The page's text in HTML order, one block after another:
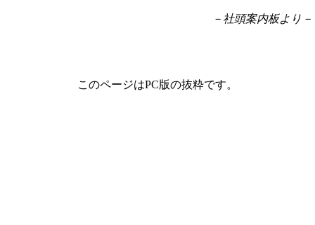
－社頭案内板より－
このページはPC版の抜粋です。